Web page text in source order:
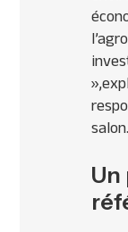
»,
salon.